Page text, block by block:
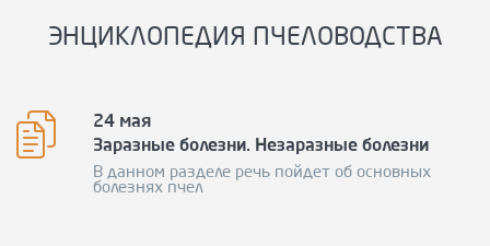
ЭНЦИКЛОПЕДИЯ ПЧЕЛОВОДСТВА
24 мая
Заразные болезни. Незаразные болезни
В данном разделе речь пойдет об основных
болезнях пчел